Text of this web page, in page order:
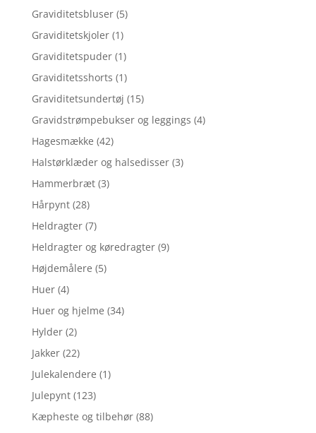
Graviditetsbluser (5)
Graviditetskjoler (1)
Graviditetspuder (1)
Graviditetsshorts (1)
Graviditetsundertøj (15)
Gravidstrømpebukser og leggings (4)
Hagesmække (42)
Halstørklæder og halsedisser (3)
Hammerbræt (3)
Hårpynt (28)
Heldragter (7)
Heldragter og køredragter (9)
Højdemålere (5)
Huer (4)
Huer og hjelme (34)
Hylder (2)
Jakker (22)
Julekalendere (1)
Julepynt (123)
Kæpheste og tilbehør (88)